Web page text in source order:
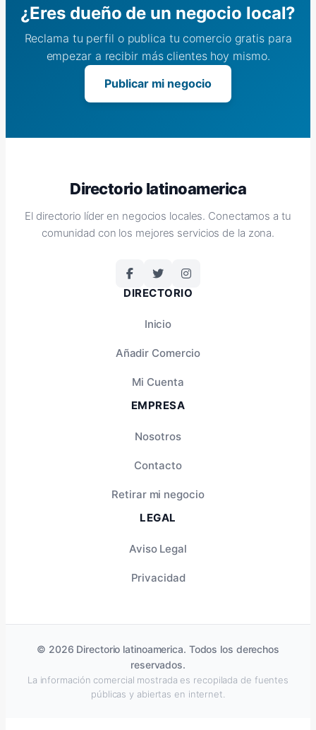
¿Eres dueño de un negocio local?
Reclama tu perfil o publica tu comercio gratis para
empezar a recibir más clientes hoy mismo.
Publicar mi negocio
Directorio latinoamerica
El directorio líder en negocios locales. Conectamos a tu
comunidad con los mejores servicios de la zona.
DIRECTORIO
Inicio
Añadir Comercio
Mi Cuenta
EMPRESA
Nosotros
Contacto
Retirar mi negocio
LEGAL
Aviso Legal
Privacidad
© 2026 Directorio latinoamerica. Todos los derechos
reservados.
La información comercial mostrada es recopilada de fuentes
públicas y abiertas en internet.